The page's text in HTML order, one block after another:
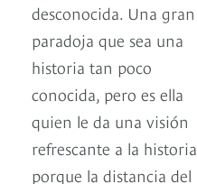
desconocida. Una gran
paradoja que sea una
historia tan poco
conocida, pero es ella
quien le da una visión
refrescante a la historia
porque la distancia del